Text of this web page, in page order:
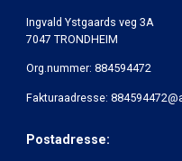
Ingvald Ystgaards veg 3A
7047 TRONDHEIM
Org.nummer: 884594472
Fakturaadresse:
Postadresse: